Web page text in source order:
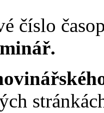
číslo